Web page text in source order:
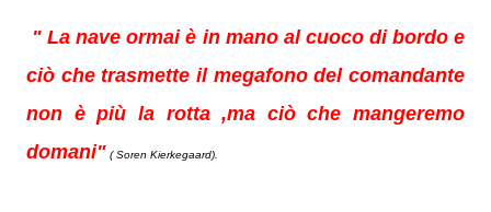
" La nave ormai è in mano al cuoco di bordo e
ciò che trasmette il megafono del comandante
non è più la rotta ,ma ciò che mangeremo
domani" ( Soren Kierkegaard).